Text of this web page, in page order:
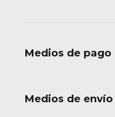
Medios de pago
Medios de envío